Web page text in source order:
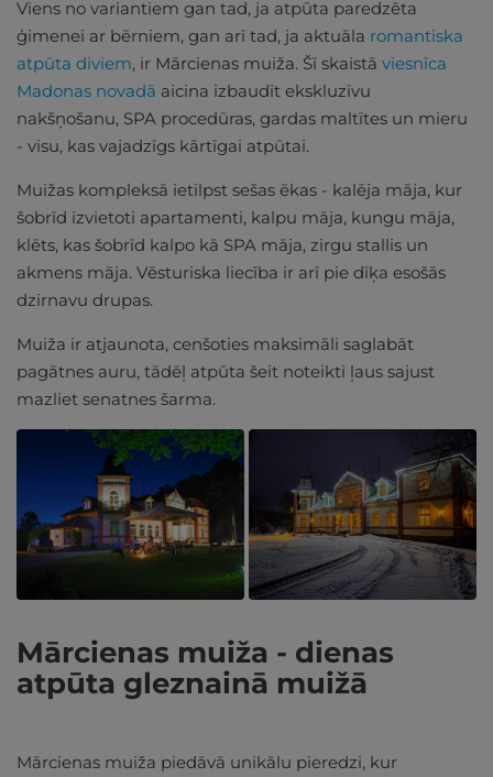
Viens no variantiem gan tad, ja atpūta paredzēta
ģimenei ar bērniem, gan arī tad, ja aktuāla romantiska
atpūta diviem, ir Mārcienas muiža. Šī skaistā viesnīca
Madonas novadā aicina izbaudīt ekskluzīvu
nakšņošanu, SPA procedūras, gardas maltītes un mieru
- visu, kas vajadzīgs kārtīgai atpūtai.
Muižas kompleksā ietilpst sešas ēkas - kalēja māja, kur
šobrīd izvietoti apartamenti, kalpu māja, kungu māja,
klēts, kas šobrīd kalpo kā SPA māja, zirgu stallis un
akmens māja. Vēsturiska liecība ir arī pie dīķa esošās
dzirnavu drupas.
Muiža ir atjaunota, cenšoties maksimāli saglabāt
pagātnes auru, tādēļ atpūta šeit noteikti ļaus sajust
mazliet senatnes šarma.
Mārcienas muiža - dienas
atpūta gleznainā muižā
Mārcienas muiža piedāvā unikālu pieredzi, kur